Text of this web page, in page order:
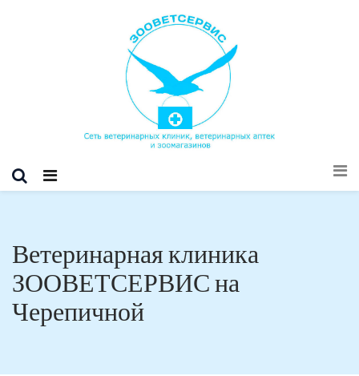
Ветеринарная клиника
ЗООВЕТСЕРВИС на
Черепичной